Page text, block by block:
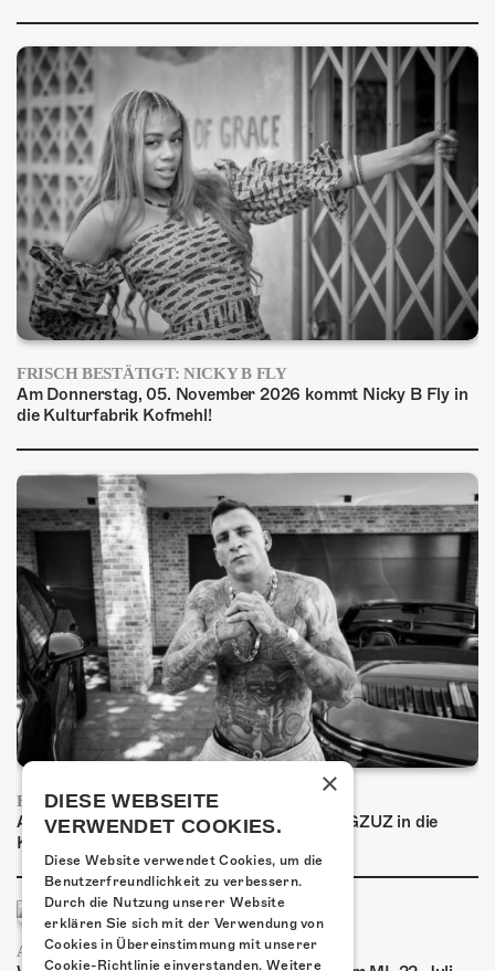
FRISCH BESTÄTIGT: NICKY B FLY
Am Donnerstag, 05. November 2026 kommt Nicky B Fly in
die Kulturfabrik Kofmehl!
FRISCH BESTÄTIGT: GZUZ
Am Donnerstag, 29. Oktober 2026 kommt GZUZ in die
Kulturfabrik Kofmehl!
AIRBOURNE - SPECIAL SUMMER SHOW
×
DIESE WEBSEITE
VERWENDET COOKIES.
Diese Website verwendet Cookies, um die
Benutzerfreundlichkeit zu verbessern.
Durch die Nutzung unserer Website
erklären Sie sich mit der Verwendung von
Cookies in Übereinstimmung mit unserer
Cookie-Richtlinie einverstanden. Weitere